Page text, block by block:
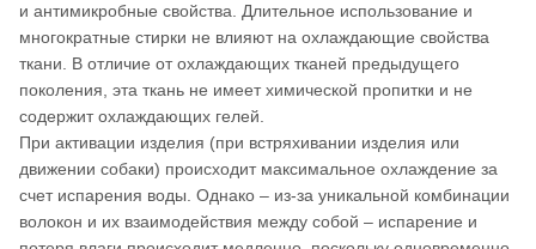
и антимикробные свойства. Длительное использование и
многократные стирки не влияют на охлаждающие свойства
ткани. В отличие от охлаждающих тканей предыдущего
поколения, эта ткань не имеет химической пропитки и не
содержит охлаждающих гелей.
При активации изделия (при встряхивании изделия или
движении собаки) происходит максимальное охлаждение за
счет испарения воды. Однако – из-за уникальной комбинации
волокон и их взаимодействия между собой – испарение и